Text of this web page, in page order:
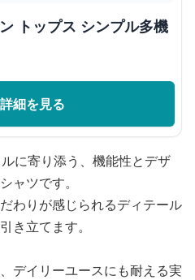
トップス シンプル多機
細を見る
に寄り添う、機能性とデザ
ャツです。
わりが感じられるディテール
き立てます。
デイリーユースにも耐える実